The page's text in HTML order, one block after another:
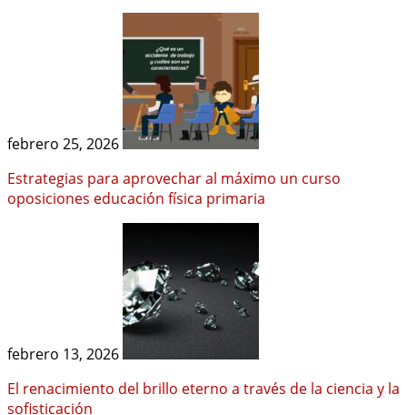
febrero 25, 2026
Estrategias para aprovechar al máximo un curso
oposiciones educación física primaria
febrero 13, 2026
El renacimiento del brillo eterno a través de la ciencia y la
sofisticación